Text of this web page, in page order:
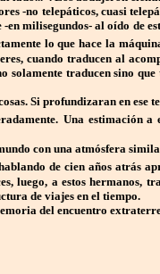
-no telepáticos, cuasi
milisegundos- al oído de
lo que hace la
cuando traducen al
traducen sino
Si profundizaran en ese
Una estimación a
con una atmósfera
de cien años atrás
luego, a estos hermanos,
de viajes en el tiempo.
del encuentro